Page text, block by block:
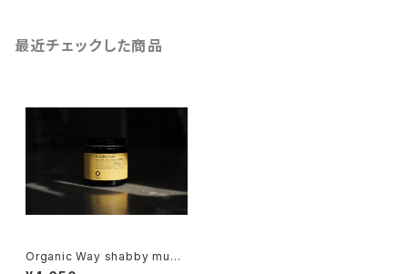
最近チェックした商品
Organic Way shabby mud
［シャビーマッド］